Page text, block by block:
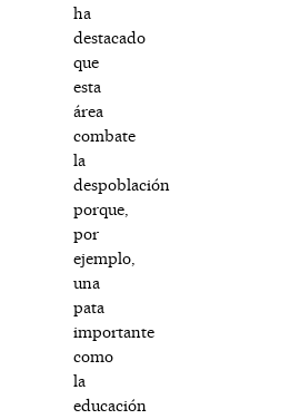
ha
destacado
que
esta
área
combate
la
despoblación
porque,
por
ejemplo,
una
pata
importante
como
la
educación